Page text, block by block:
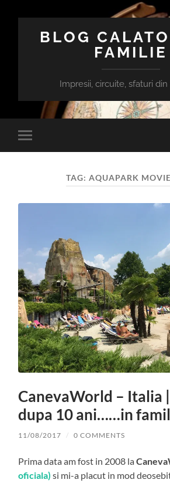
BLOG
FAMILIE
Impresii, circuite, sfaturi
Toggle
mobile
TAG: AQUAPARK
CanevaWorld – Italia
dupa 10 ani……in
11/08/2017 / 0 COMMENTS
Prima data am fost in 2008 la
oficiala) si mi-a placut in mod